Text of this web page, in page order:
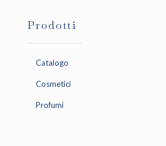
Prodotti
Catalogo
Cosmetici
Profumi